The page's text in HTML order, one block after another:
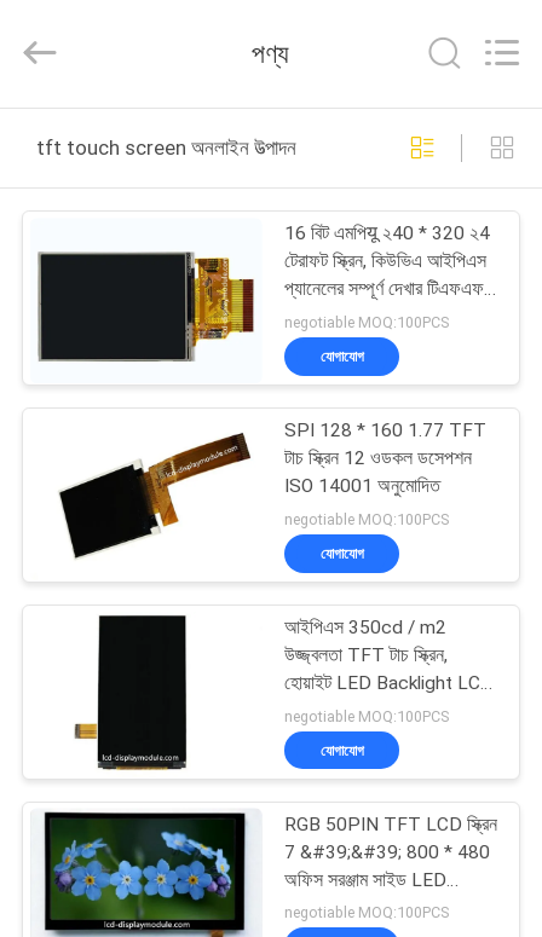
পণ্য
আমাদের
সম্পর্কে
কারখানা
ভ্রমণ
মান
আমাদের
সাথে
যোগাযোগ
করুন
Technology.
Reserved.
পণ্য
tft touch screen অনলাইন উত্পাদন
16 বিট এমপিयू ২40 * 320 ২4
টেরাফট ​​স্ক্রিন, কিউভিএ আইপিএস
প্যানেলের সম্পূর্ণ দেখার টিএফএফটি
টাচ স্ক্রিন
negotiable MOQ:100PCS
যোগাযোগ
SPI 128 * 160 1.77 TFT
টাচ স্ক্রিন 12 ওডকল ডসেপশন
ISO 14001 অনুমোদিত
negotiable MOQ:100PCS
যোগাযোগ
আইপিএস 350cd / m2
উজ্জ্বলতা TFT টাচ স্ক্রিন,
হোয়াইট LED Backlight LCD
প্রদর্শন স্ক্রিন
negotiable MOQ:100PCS
যোগাযোগ
RGB 50PIN TFT LCD স্ক্রিন
7 &#39;&#39; 800 * 480
অফিস সরঞ্জাম সাইড LED
Backlight জন্য
negotiable MOQ:100PCS